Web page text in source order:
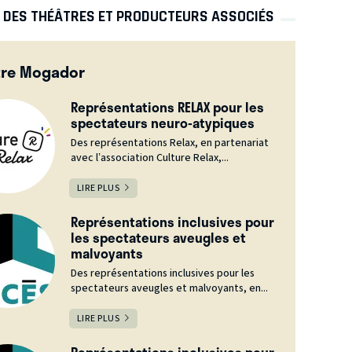
THÉÂTRES ET PRODUCTEURS ASSOCIÉS
Mogador
Représentations RELAX pour les
spectateurs neuro-atypiques
Des représentations Relax, en partenariat
avec l’association Culture Relax,...
LIRE PLUS
Représentations inclusives pour
les spectateurs aveugles et
malvoyants
Des représentations inclusives pour les
spectateurs aveugles et malvoyants, en...
LIRE PLUS